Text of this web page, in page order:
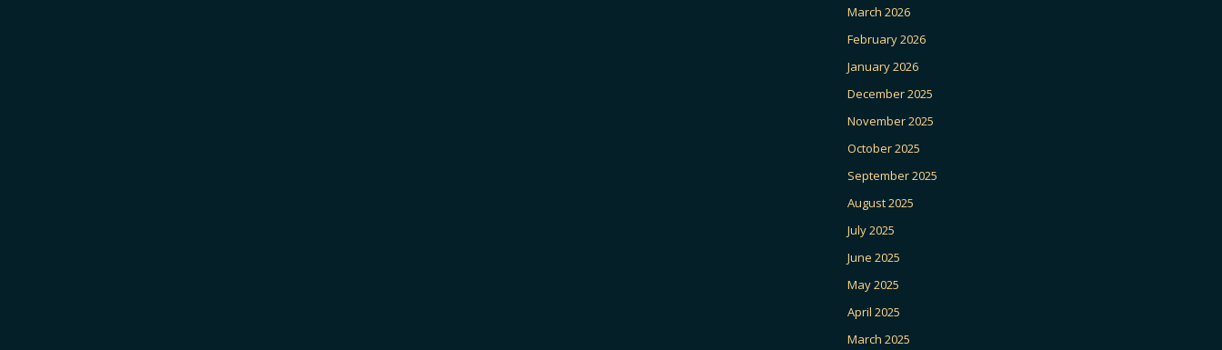
March 2026
February 2026
January 2026
December 2025
November 2025
October 2025
September 2025
August 2025
July 2025
June 2025
May 2025
April 2025
March 2025